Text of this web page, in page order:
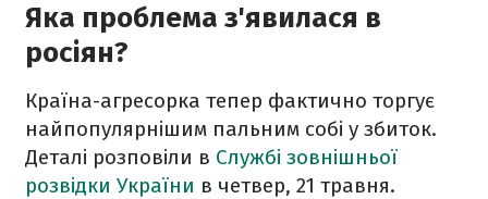
Яка проблема з'явилася в
росіян?
Країна-агресорка тепер фактично торгує
найпопулярнішим пальним собі у збиток.
Деталі розповіли в Службі зовнішньої
розвідки України в четвер, 21 травня.